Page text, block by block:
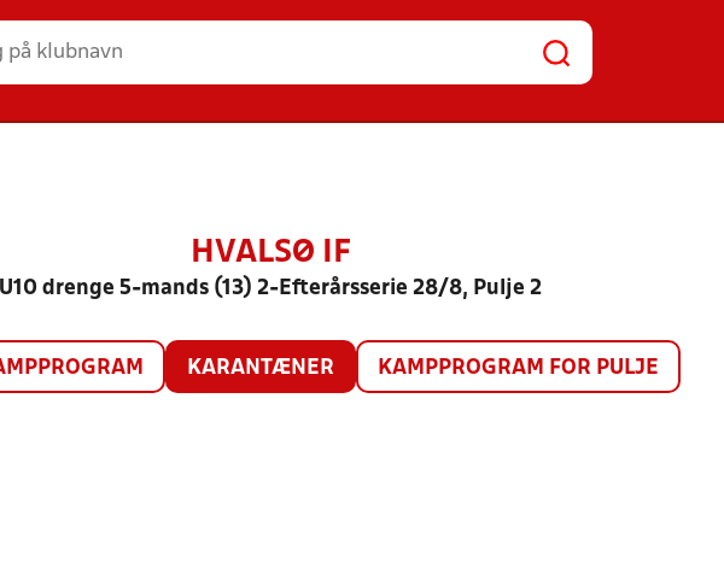
HVALSØ IF
U10 drenge 5-mands (13) 2-Efterårsserie 28/8, Pulje 2
KARANTÆNER KAMPPROGRAM FOR PULJE